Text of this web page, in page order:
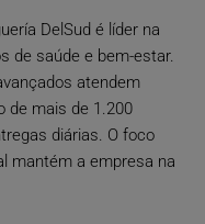
DelSud é líder na
de saúde e bem-estar.
atendem
de mais de 1.200
diárias. O foco
mantém a empresa na